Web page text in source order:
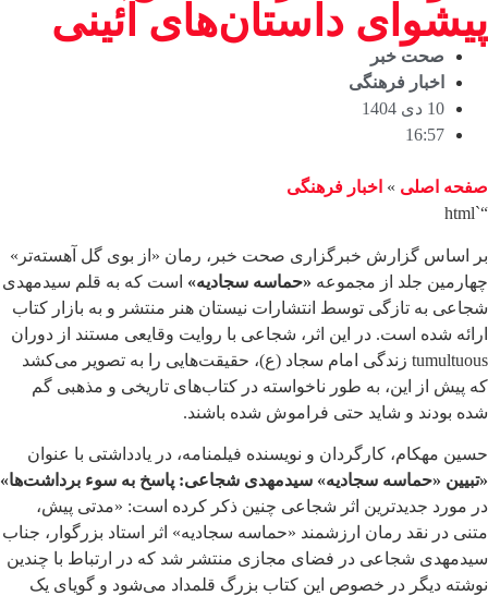
پیشوای داستان‌های آئینی
صحت خبر
اخبار فرهنگی
10 دی 1404
16:57
صفحه اصلی » اخبار فرهنگی
“`html
بر اساس گزارش خبرگزاری صحت خبر، رمان «از بوی گل آهسته‌تر»
چهارمین جلد از مجموعه «حماسه سجادیه» است که به قلم سیدمهدی
شجاعی به تازگی توسط انتشارات نیستان هنر منتشر و به بازار کتاب
ارائه شده است. در این اثر، شجاعی با روایت وقایعی مستند از دوران
tumultuous زندگی امام سجاد (ع)، حقیقت‌هایی را به تصویر می‌کشد
که پیش از این، به طور ناخواسته در کتاب‌های تاریخی و مذهبی گم
شده بودند و شاید حتی فراموش شده باشند.
حسین مهکام، کارگردان و نویسنده فیلمنامه، در یادداشتی با عنوان
«تبیین «حماسه سجادیه» سیدمهدی شجاعی: پاسخ به سوء برداشت‌ها»
در مورد جدیدترین اثر شجاعی چنین ذکر کرده است: «مدتی پیش،
متنی در نقد رمان ارزشمند «حماسه سجادیه» اثر استاد بزرگوار، جناب
سیدمهدی شجاعی در فضای مجازی منتشر شد که در ارتباط با چندین
نوشته دیگر در خصوص این کتاب بزرگ قلمداد می‌شود و گویای یک